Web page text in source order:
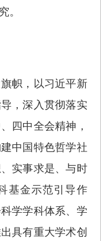
。
帜，以习近平新
，深入贯彻落实
四中全会精神，
中国特色哲学社
实事求是、与时
基金示范引导作
学学科体系、学
具有重大学术创